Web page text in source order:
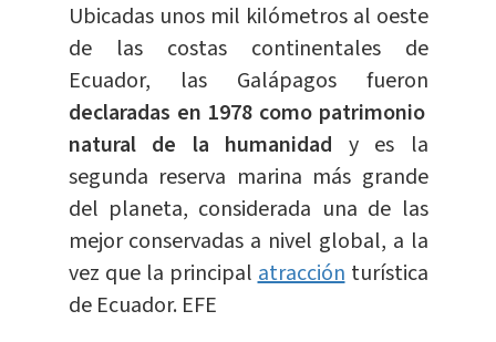
Ubicadas unos mil kilómetros al oeste
de las costas continentales de
Ecuador, las Galápagos fueron
declaradas en 1978 como patrimonio
natural de la humanidad y es la
segunda reserva marina más grande
del planeta, considerada una de las
mejor conservadas a nivel global, a la
vez que la principalatracciónturística
de Ecuador. EFE